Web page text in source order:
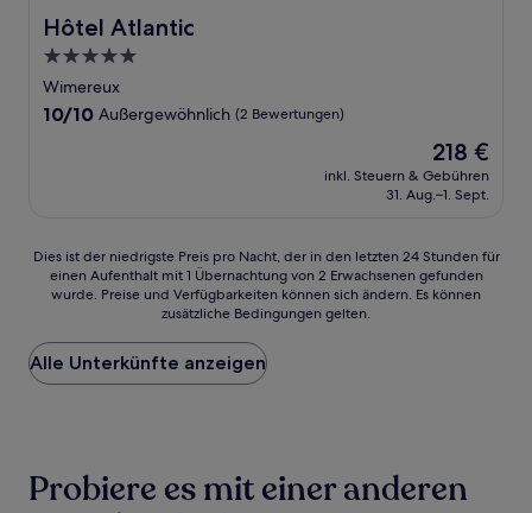
Hôtel Atlantic
Hôtel Atlantic
5.0-
Sterne-
Unterkunft
Wimereux
10.0
10/10 Außergewöhnlich (2 Bewertungen)
Der
Preis
beträgt
218 €
inkl. Steuern & Gebühren
31. Aug.–1. Sept.
Dies
der
Preis
pro
Nacht,
24 Stunden
Dies ist der niedrigste Preis pro Nacht, der in den letzten 24 Stunden für
einen Aufenthalt mit 1 Übernachtung von 2 Erwachsenen gefunden
wurde. Preise und Verfügbarkeiten können sich ändern. Es können
zusätzliche Bedingungen gelten.
Alle Unterkünfte anzeigen
Probiere es mit einer anderen